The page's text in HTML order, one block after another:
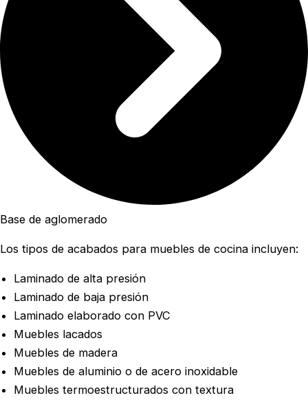
Base de aglomerado
Los tipos de acabados para muebles de cocina incluyen:
Laminado de alta presión
Laminado de baja presión
Laminado elaborado con PVC
Muebles lacados
Muebles de madera
Muebles de aluminio o de acero inoxidable
Muebles termoestructurados con textura